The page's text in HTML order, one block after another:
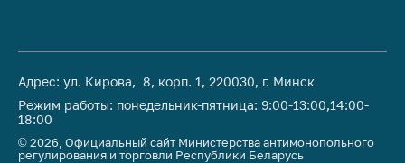
Адрес: ул. Кирова, 8, корп. 1, 220030, г. Минск
Режим работы: понедельник-пятница: 9:00-13:00,14:00-
18:00
© 2026, Официальный сайт Министерства антимонопольного
регулирования и торговли Республики Беларусь